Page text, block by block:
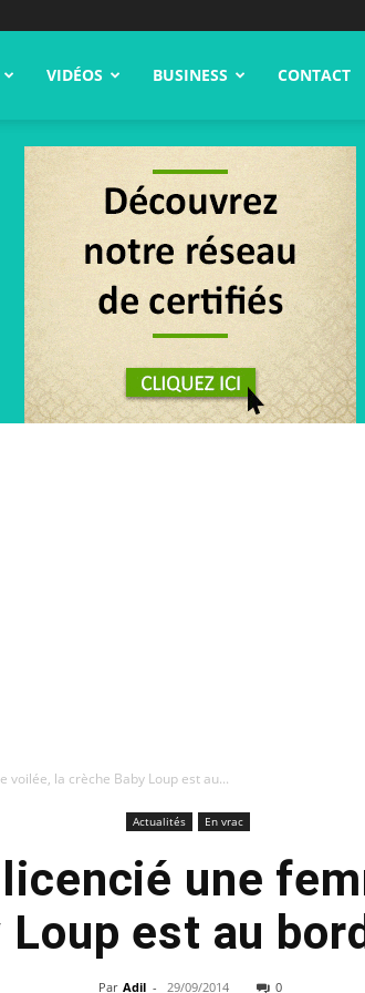
VIDÉOS BUSINESS CONTACT
voilée, la crèche Baby Loup est au...
Actualités En vrac
une
Loup est au
Par Adil - 29/09/2014 0